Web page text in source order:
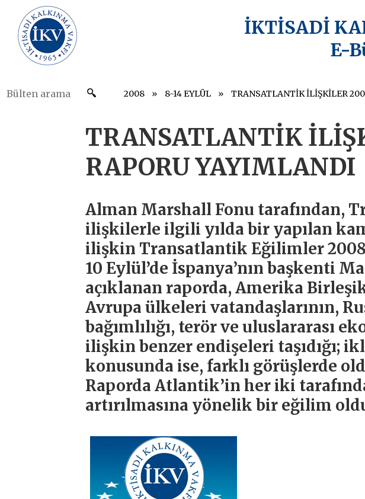
İKTİSADİ
E-
2008 8-14 EYLÜL
TRANSATLANTİK
RAPORU YAYIMLANDI
Alman Marshall Fonu tarafından,
ilişkilerle ilgili yılda bir yapılan
ilişkin Transatlantik Eğilimler 2008
10 Eylül’de İspanya’nın başkenti
açıklanan raporda, Amerika
Avrupa ülkeleri vatandaşlarının,
bağımlılığı, terör ve uluslararası
ilişkin benzer endişeleri taşıdığı;
konusunda ise, farklı görüşlerde
Raporda Atlantik’in her iki
artırılmasına yönelik bir eğilim